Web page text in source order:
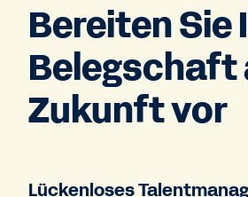
Bereiten Sie
Belegschaft
Zukunft vor
Lückenloses